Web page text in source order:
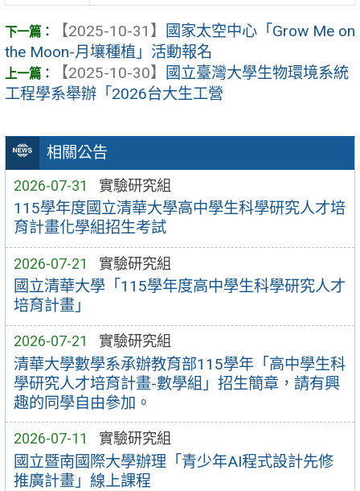
相關公告
2026-07-31 實驗研究組
115學年度國立清華大學高中學生科學研究人才培
育計畫化學組招生考試
2026-07-21 實驗研究組
國立清華大學「115學年度高中學生科學研究人才
培育計畫」
2026-07-21 實驗研究組
清華大學數學系承辦教育部115學年「高中學生科
學研究人才培育計畫-數學組」招生簡章，請有興
趣的同學自由參加。
2026-07-11 實驗研究組
國立暨南國際大學辦理「青少年AI程式設計先修
推廣計畫」線上課程
【2025-10-31】
國家太空中心「Grow Me on
the Moon-月壤種植」活動報名
【2025-10-30】
國立臺灣大學生物環境系統
工程學系舉辦「2026台大生工營